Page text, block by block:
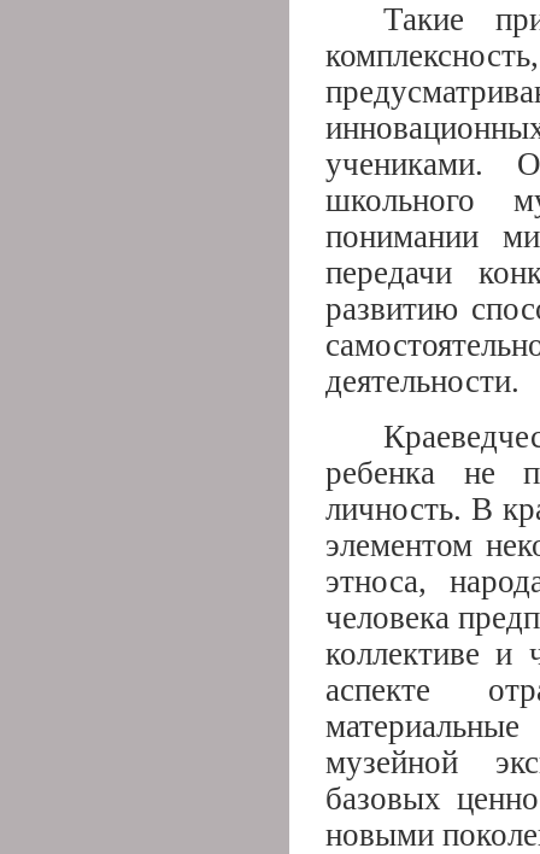
Такие
учениками.
школьного
понимании
передачи
развитию
деятельности.
ребенка не
личность. В
элементом
этноса,
человека
коллективе и
аспекте
музейной
базовых
новыми